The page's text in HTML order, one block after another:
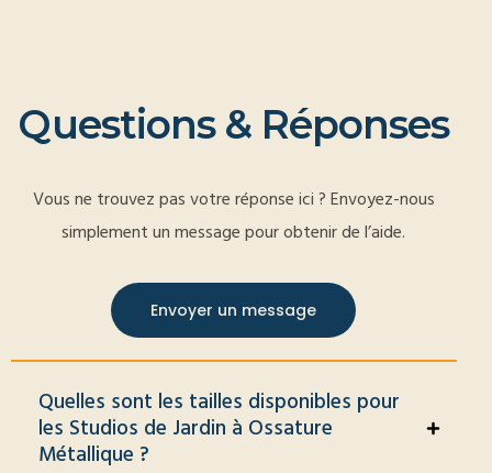
Questions & Réponses
Vous ne trouvez pas votre réponse ici ? Envoyez-nous
simplement un message pour obtenir de l’aide.
Envoyer un message
Quelles sont les tailles disponibles pour
les Studios de Jardin à Ossature
Métallique ?